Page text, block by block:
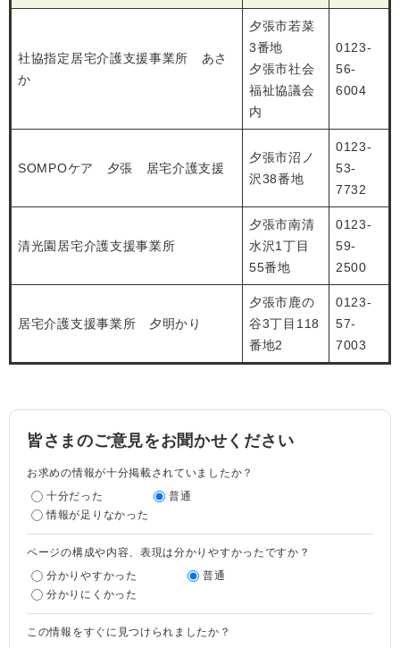
社協指定居宅介護支援事業所 あさ
か
夕張市若菜
3番地
夕張市社会
福祉協議会
内
0123-
56-
6004
SOMPOケア 夕張 居宅介護支援
夕張市沼ノ
沢38番地
0123-
53-
7732
清光園居宅介護支援事業所
夕張市南清
水沢1丁目
55番地
0123-
59-
2500
居宅介護支援事業所 夕明かり
夕張市鹿の
谷3丁目118
番地2
0123-
57-
7003
皆さまのご意見をお聞かせください
お求めの情報が十分掲載されていましたか？
十分だった
普通
情報が足りなかった
ページの構成や内容、表現は分かりやすかったですか？
分かりやすかった
普通
分かりにくかった
この情報をすぐに見つけられましたか？